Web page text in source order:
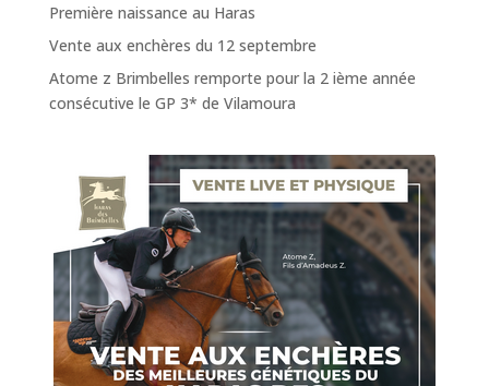
Première naissance au Haras
Vente aux enchères du 12 septembre
Atome z Brimbelles remporte pour la 2 ième année
consécutive le GP 3* de Vilamoura